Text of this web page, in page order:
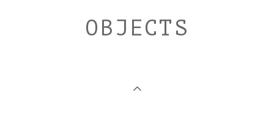
OBJECTS